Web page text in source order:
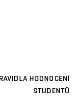
HODNOCENÍ
STUDENTŮ